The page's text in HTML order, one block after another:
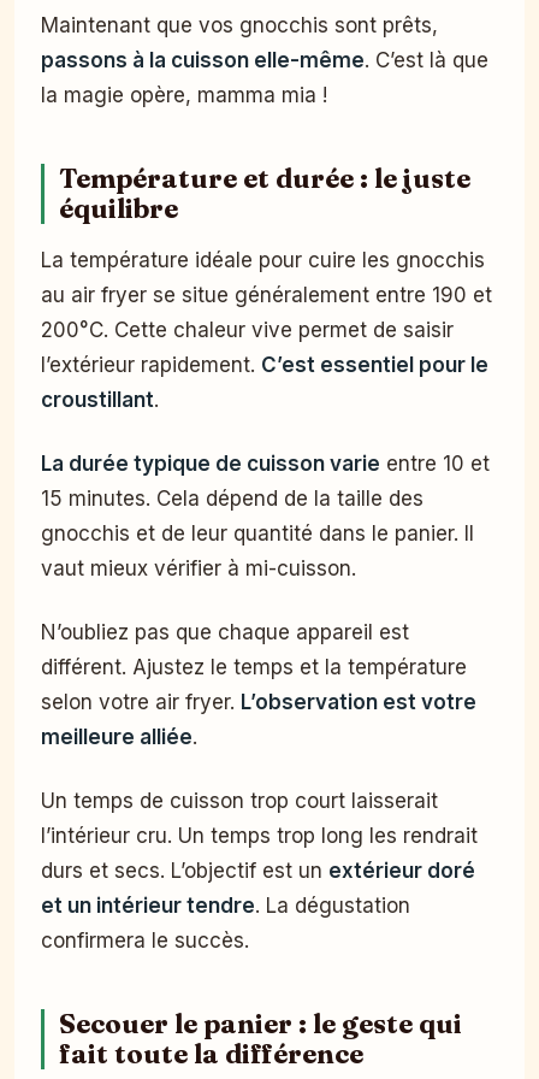
Maintenant que vos gnocchis sont prêts,
passons à la cuisson elle-même. C’est là que
la magie opère, mamma mia !
Température et durée : le juste
équilibre
La température idéale pour cuire les gnocchis
au air fryer se situe généralement entre 190 et
200°C. Cette chaleur vive permet de saisir
l’extérieur rapidement. C’est essentiel pour le
croustillant.
La durée typique de cuisson varie entre 10 et
15 minutes. Cela dépend de la taille des
gnocchis et de leur quantité dans le panier. Il
vaut mieux vérifier à mi-cuisson.
N’oubliez pas que chaque appareil est
différent. Ajustez le temps et la température
selon votre air fryer. L’observation est votre
meilleure alliée.
Un temps de cuisson trop court laisserait
l’intérieur cru. Un temps trop long les rendrait
durs et secs. L’objectif est un extérieur doré
et un intérieur tendre. La dégustation
confirmera le succès.
Secouer le panier : le geste qui
fait toute la différence